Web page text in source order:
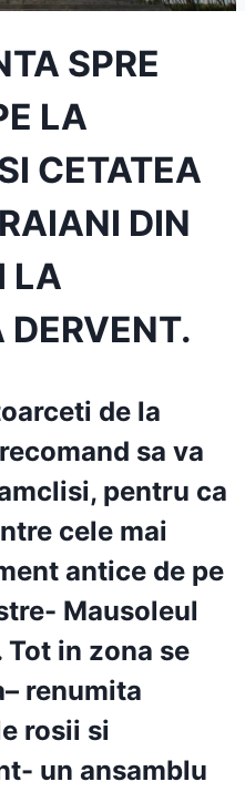
SPRE
LA
CETATEA
DIN
LA
de la
sa va
pentru ca
cele mai
antice de pe
Mausoleul
Tot in zona se
– renumita
rosii si
un ansamblu